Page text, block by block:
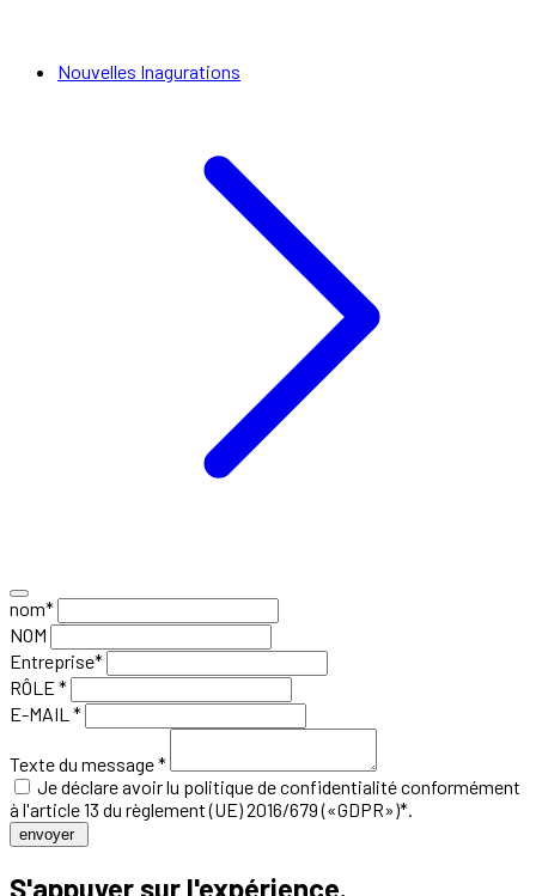
Nouvelles Inagurations
nom*
NOM
Entreprise*
RÔLE *
E-MAIL *
Texte du message *
Je déclare avoir lu politique de confidentialitéconformément
à l'article 13 du règlement (UE) 2016/679 («GDPR»)*.
envoyer
S'appuyer sur l'expérience.